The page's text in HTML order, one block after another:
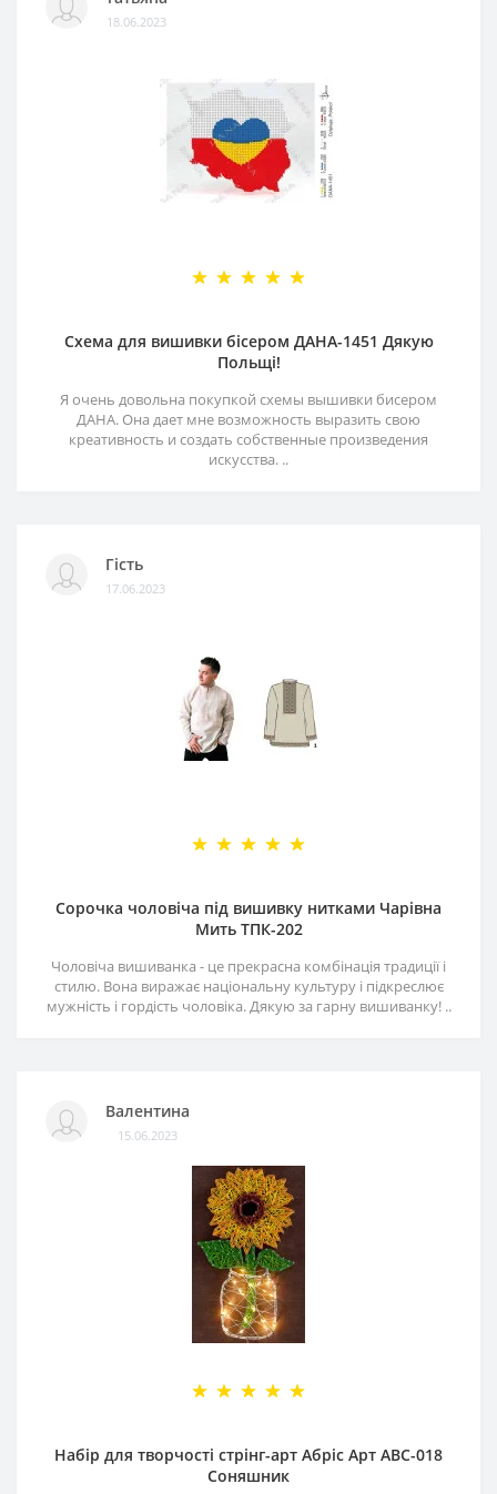
18.06.2023
Схема для вишивки бісером ДАНА-1451 Дякую
Польщі!
Я очень довольна покупкой схемы вышивки бисером
ДАНА. Она дает мне возможность выразить свою
креативность и создать собственные произведения
искусства. ..
Гість
17.06.2023
Сорочка чоловіча під вишивку нитками Чарівна
Мить ТПК-202
Чоловіча вишиванка - це прекрасна комбінація традиції і
стилю. Вона виражає національну культуру і підкреслює
мужність і гордість чоловіка. Дякую за гарну вишиванку! ..
Валентина
15.06.2023
Набір для творчості стрінг-арт Абріс Арт АВС-018
Соняшник